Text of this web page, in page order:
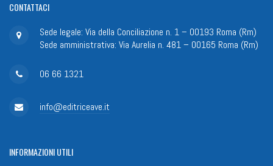
CONTATTACI
Sede legale: Via della Conciliazione n. 1 – 00193 Roma (Rm)
Sede amministrativa: Via Aurelia n. 481 – 00165 Roma (Rm)
06 66 1321
info@editriceave.it
INFORMAZIONIUTILI